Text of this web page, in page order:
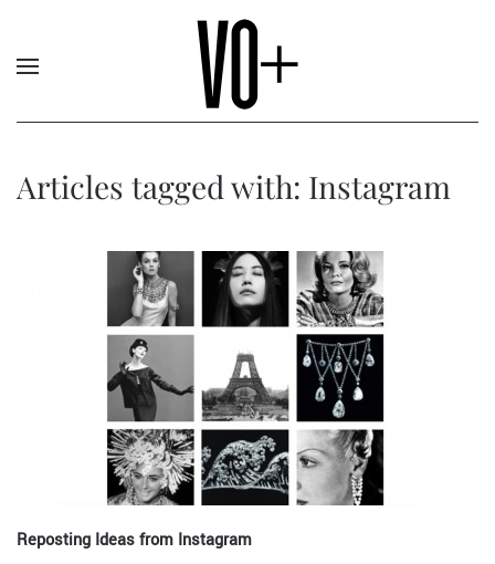
Articles tagged with: Instagram
Reposting Ideas from Instagram